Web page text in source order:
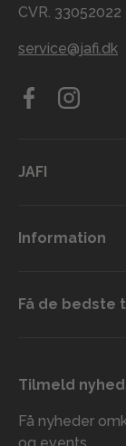
CVR. 33052022
service@jafi.dk
FacebookInstagram
JAFI
Information
Få de bedste
Tilmeld
Få nyheder